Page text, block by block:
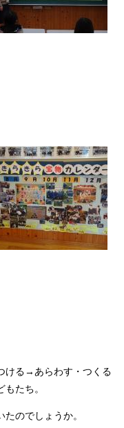
ける→あらわす・つくる
たち。
のでしょうか。